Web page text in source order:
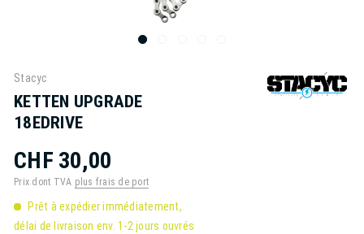
Stacyc
KETTEN UPGRADE
18EDRIVE
CHF 30,00
Prix dont TVA plus frais de port
Prêt à expédier immédiatement,
délai de livraison env. 1-2 jours ouvrés